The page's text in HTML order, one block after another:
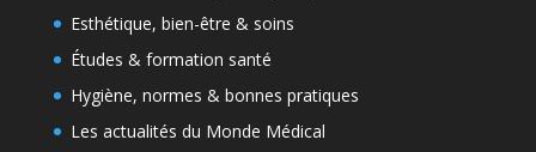
Esthétique, bien-être & soins
Études & formation santé
Hygiène, normes & bonnes pratiques
Les actualités du Monde Médical